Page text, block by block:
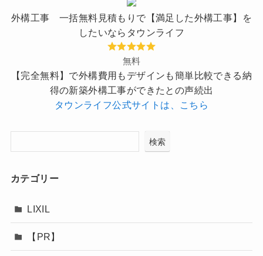
外構工事 一括無料見積もりで【満足した外構工事】を
したいならタウンライフ
無料
【完全無料】で外構費用もデザインも簡単比較できる納
得の新築外構工事ができたとの声続出
タウンライフ公式サイトは、こちら
検索
カテゴリー
LIXIL
【PR】